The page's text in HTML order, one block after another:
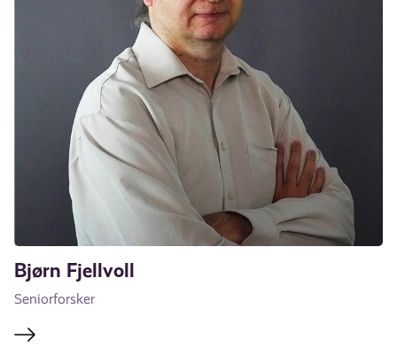
Bjørn Fjellvoll
Seniorforsker